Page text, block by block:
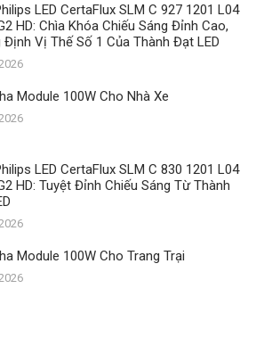
LED CertaFlux SLM C 927 1201 L04
HD: Chìa Khóa Chiếu Sáng Đỉnh Cao,
Định Vị Thế Số 1 Của Thành Đạt LED
Module 100W Cho Nhà Xe
LED CertaFlux SLM C 830 1201 L04
HD: Tuyệt Đỉnh Chiếu Sáng Từ Thành
Module 100W Cho Trang Trại